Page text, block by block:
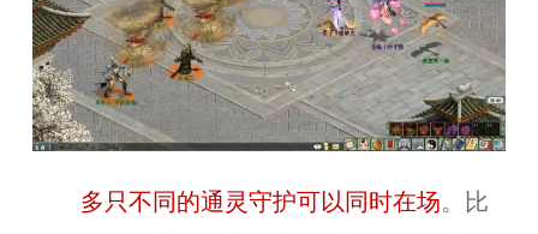
多只不同的通灵守护可以同时在场。比